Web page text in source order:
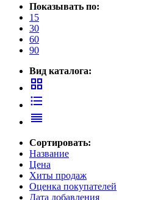
Показывать по:
15
30
60
90
Вид каталога:
grid_view
format_list_bulleted
reorder
Сортировать:
Название
Цена
Хиты продаж
Оценка покупателей
Дата добавления